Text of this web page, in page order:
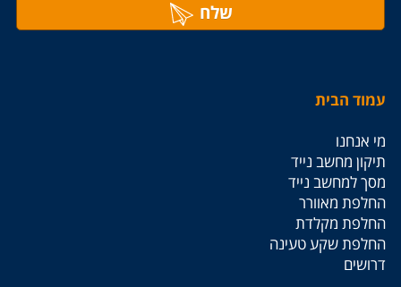
שלח
עמוד הבית
מי אנחנו
תיקון מחשב נייד
מסך למחשב נייד
החלפת מאוורר
החלפת מקלדת
החלפת שקע טעינה
דרושים